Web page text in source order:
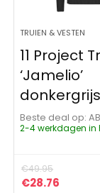
TRUIEN & VESTEN
11 Project
‘Jamelio’
donkergrijs
Beste deal op:
2-4 werkdagen in
€49.95
€28.76